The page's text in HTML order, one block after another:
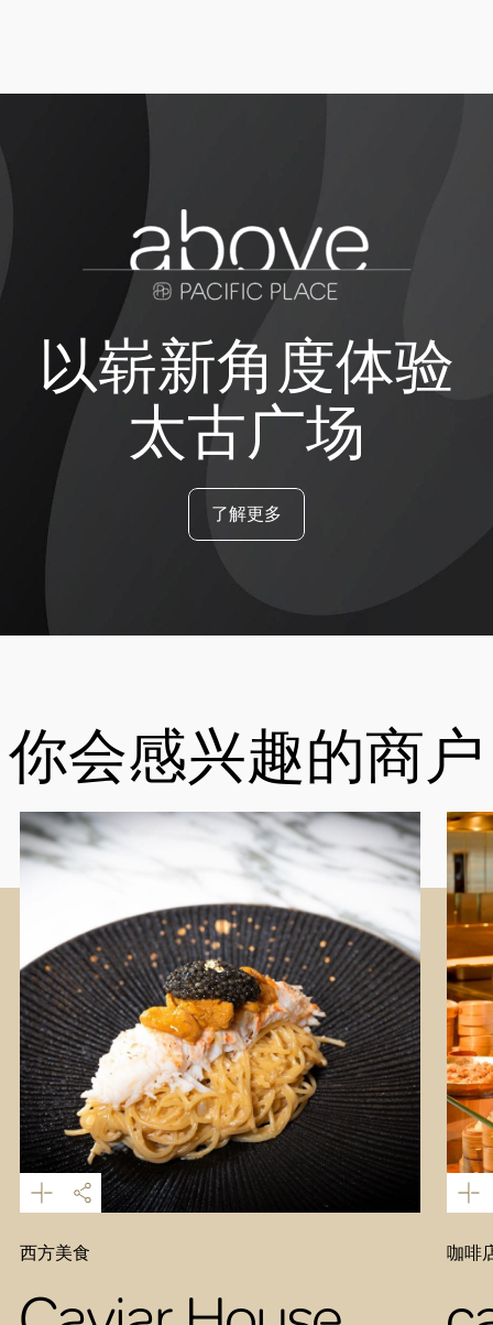
以崭新角度体验
太古广场
了解更多
你会感兴趣的商户
西方美食 咖啡